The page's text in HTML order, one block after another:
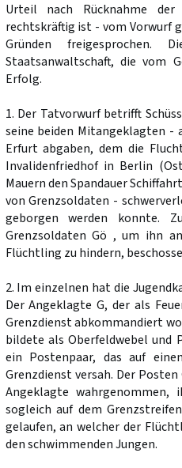
Urteil nach Rücknahme der
rechtskräftig ist - vom Vorwurf
Gründen freigesprochen.
Staatsanwaltschaft, die vom
Erfolg.
1. Der Tatvorwurf betrifft
seine beiden Mitangeklagten -
Erfurt abgaben, dem die
Invalidenfriedhof in Berlin
Mauern den Spandauer
von Grenzsoldaten -
geborgen werden konnte.
Grenzsoldaten Gö , um ihn
Flüchtling zu hindern,
2. Im einzelnen hat die
Der Angeklagte G, der als
Grenzdienst abkommandiert
bildete als Oberfeldwebel und
ein Postenpaar, das auf
Grenzdienst versah. Der
Angeklagte
sogleich auf dem
gelaufen, an welcher der
den schwimmenden Jungen.